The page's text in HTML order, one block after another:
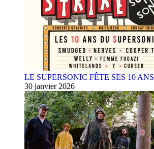
LE SUPERSONIC FÊTE SES 10 ANS
30 janvier 2026